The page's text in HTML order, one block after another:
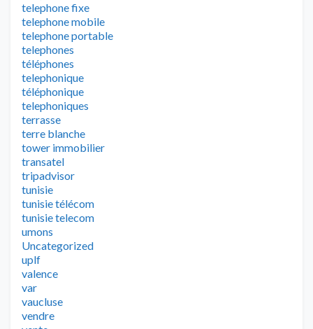
telephone fixe
telephone mobile
telephone portable
telephones
téléphones
telephonique
téléphonique
telephoniques
terrasse
terre blanche
tower immobilier
transatel
tripadvisor
tunisie
tunisie télécom
tunisie telecom
umons
Uncategorized
uplf
valence
var
vaucluse
vendre